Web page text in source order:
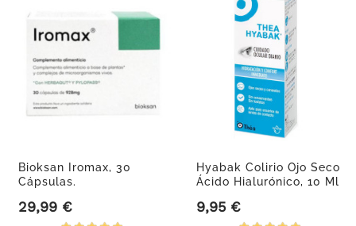
Bioksan Iromax, 30
Cápsulas.
Precio
29,99 €
Hyabak Colirio Ojo Seco
Ácido Hialurónico, 10 Ml
Precio
9,95 €